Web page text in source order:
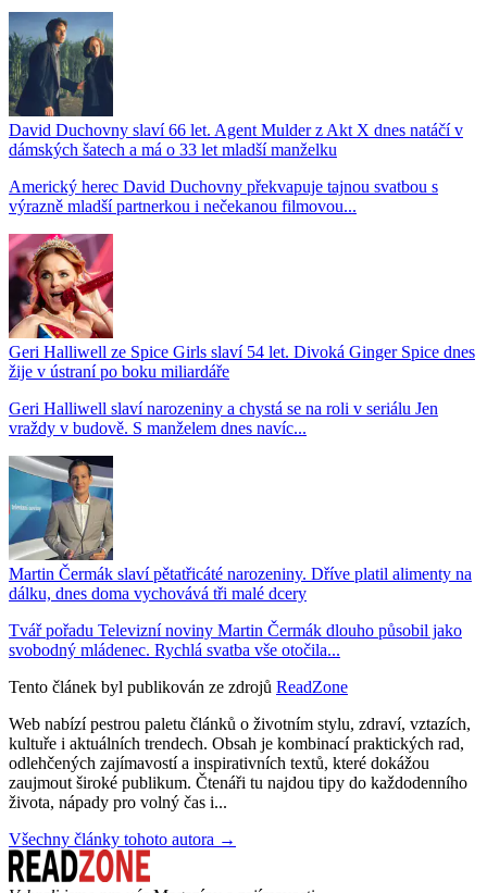
David Duchovny slaví 66 let. Agent Mulder z Akt X dnes natáčí v
dámských šatech a má o 33 let mladší manželku
Americký herec David Duchovny překvapuje tajnou svatbou s
výrazně mladší partnerkou i nečekanou filmovou...
Geri Halliwell ze Spice Girls slaví 54 let. Divoká Ginger Spice dnes
žije v ústraní po boku miliardáře
Geri Halliwell slaví narozeniny a chystá se na roli v seriálu Jen
vraždy v budově. S manželem dnes navíc...
Martin Čermák slaví pětatřicáté narozeniny. Dříve platil alimenty na
dálku, dnes doma vychovává tři malé dcery
Tvář pořadu Televizní noviny Martin Čermák dlouho působil jako
svobodný mládenec. Rychlá svatba vše otočila...
Tento článek byl publikován ze zdrojů ReadZone
Web nabízí pestrou paletu článků o životním stylu, zdraví, vztazích,
kultuře i aktuálních trendech. Obsah je kombinací praktických rad,
odlehčených zajímavostí a inspirativních textů, které dokážou
zaujmout široké publikum. Čtenáři tu najdou tipy do každodenního
života, nápady pro volný čas i...
Všechny články tohoto autora →